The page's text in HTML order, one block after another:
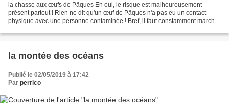
la chasse aux œufs de Pâques Eh oui, le risque est malheureusement
présent partout ! Rien ne dit qu'un œuf de Pâques n'a pas eu un contact
physique avec une personne contaminée ! Bref, il faut constamment marcher
la montée des océans
Publié le 02/05/2019 à 17:42
Par perrico